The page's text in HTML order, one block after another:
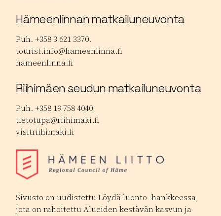
Hämeenlinnan matkailuneuvonta
Puh. +358 3 621 3370.
tourist.info@hameenlinna.fi
hameenlinna.fi
Riihimäen seudun matkailuneuvonta
Puh. +358 19 758 4040
tietotupa@riihimaki.fi
visitriihimaki.fi
Sivusto on uudistettu Löydä luonto -hankkeessa,
jota on rahoitettu Alueiden kestävän kasvun ja